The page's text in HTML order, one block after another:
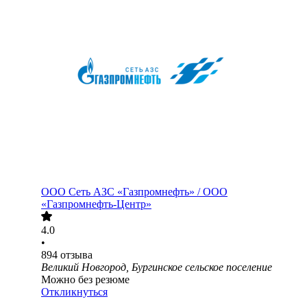
ООО Сеть АЗС «Газпромнефть» / ООО
«Газпромнефть-Центр»
4.0
•
894 отзыва
Великий Новгород, Бургинское сельское поселение
Можно без резюме
Откликнуться